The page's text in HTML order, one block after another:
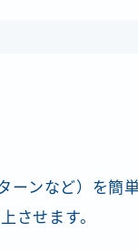
ーンなど）を簡
させます。